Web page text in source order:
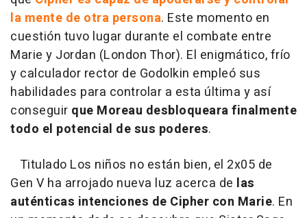
la mente de otra persona. Este momento en
cuestión tuvo lugar durante el combate entre
Marie y Jordan (London Thor). El enigmático, frío
y calculador rector de Godolkin empleó sus
habilidades para controlar a esta última y así
conseguir que Moreau desbloqueara finalmente
todo el potencial de sus poderes.
Titulado Los niños no están bien, el 2x05 de
Gen V ha arrojado nueva luz acerca de las
auténticas intenciones de Cipher con Marie. En